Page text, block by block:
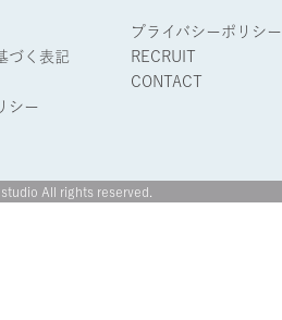
づく表記
シー
プライバシーポリシー
RECRUIT
CONTACT
All rights reserved.